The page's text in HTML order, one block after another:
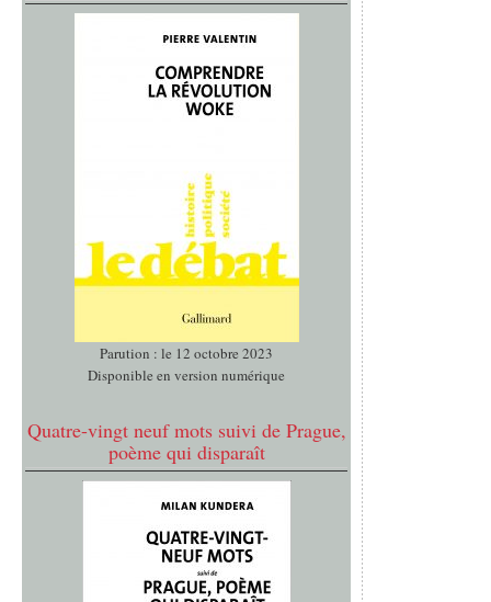
Parution : le 12 octobre 2023
Disponible en version numérique
Quatre-vingt neuf mots suivi de Prague,
poème qui disparaît